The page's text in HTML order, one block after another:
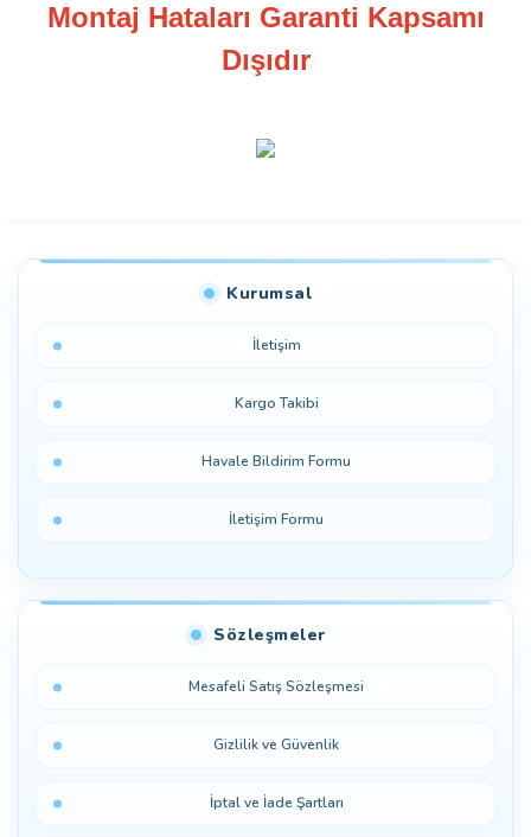
Montaj Hataları Garanti Kapsamı
Dışıdır
Kurumsal
İletişim
Kargo Takibi
Havale Bildirim Formu
İletişim Formu
Sözleşmeler
Mesafeli Satış Sözleşmesi
Gizlilik ve Güvenlik
İptal ve İade Şartları